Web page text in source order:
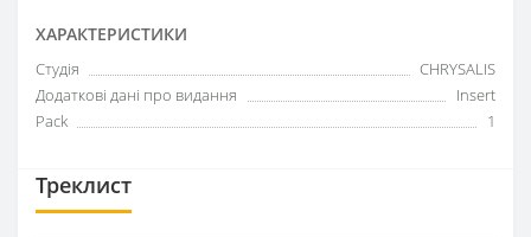
ХАРАКТЕРИСТИКИ
Студія
CHRYSALIS
Додаткові дані про видання
Insert
Pack
1
Треклист